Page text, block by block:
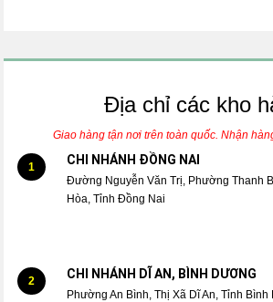
Địa chỉ các kho
Giao hàng tận nơi trên toàn quốc. Nhận
1 CHI NHÁNH ĐỒNG NAI
Đường Nguyễn Văn Trị, Phường Thanh
Hòa, Tỉnh Đồng Nai
2 CHI NHÁNH DĨ AN, BÌNH DƯƠNG
Phường An Bình, Thị Xã Dĩ An, Tỉnh Bình